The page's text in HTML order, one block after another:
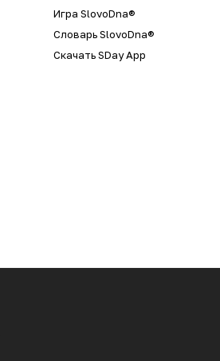
Игра SlovoDna®
Словарь SlovoDna®
Скачать SDay App